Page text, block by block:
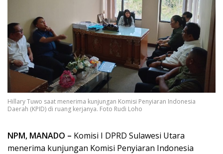
Hillary Tuwo saat menerima kunjungan Komisi Penyiaran Indonesia
Daerah (KPID) di ruang kerjanya. Foto Rudi Loho
NPM, MANADO – Komisi I DPRD Sulawesi Utara
menerima kunjungan Komisi Penyiaran Indonesia